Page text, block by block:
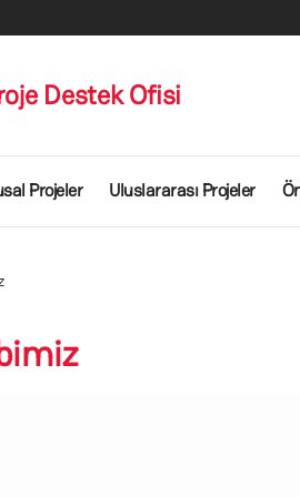
Destek Ofisi
Projeler Uluslararası Projeler